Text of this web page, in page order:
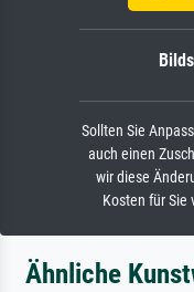
Sollten Sie
auch einen
wir diese
Kosten für Sie
Ähnliche